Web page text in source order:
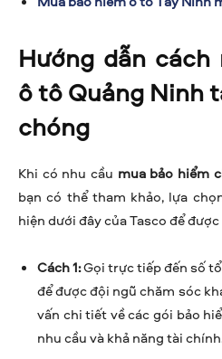
Hướng dẫn
ô tô Quảng Ninh
chóng
Khi có nhu cầu mua bảo hiểm
bạn có thể tham khảo, lựa
hiện dưới đây của Tasco để
Cách 1:Gọi trực tiếp đến số
để được đội ngũ chăm sóc
vấn chi tiết về các gói bảo
nhu cầu và khả năng tài